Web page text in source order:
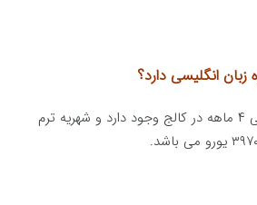
زبان انگلیسی دارد؟
بلی – دوره زبان انگلیسی ۴ ماهه در کالج وجود دارد و شهریه ترم